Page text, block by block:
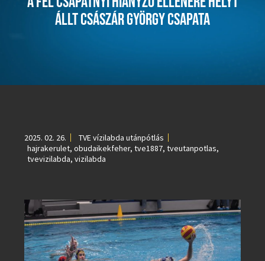
ÁLLT CSÁSZÁR GYÖRGY CSAPATA
2025. 02. 26.
TVE vízilabda utánpótlás
hajrakerulet, obudaikekfeher, tve1887, tveutanpotlas,
tvevizilabda, vizilabda